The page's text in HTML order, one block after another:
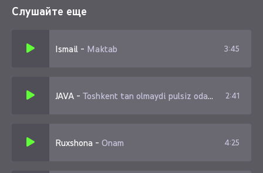
Слушайте еще
Ismail - Maktab 3:45
JAVA - Toshkent tan olmaydi pulsiz odamni 2:41
Ruxshona - Onam 4:25